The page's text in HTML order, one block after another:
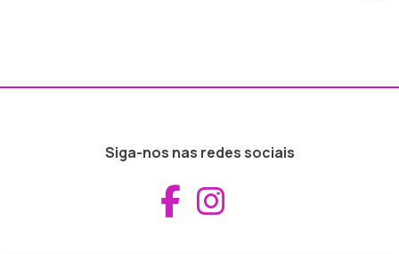
Siga-nos nas redes sociais
Aceder ao